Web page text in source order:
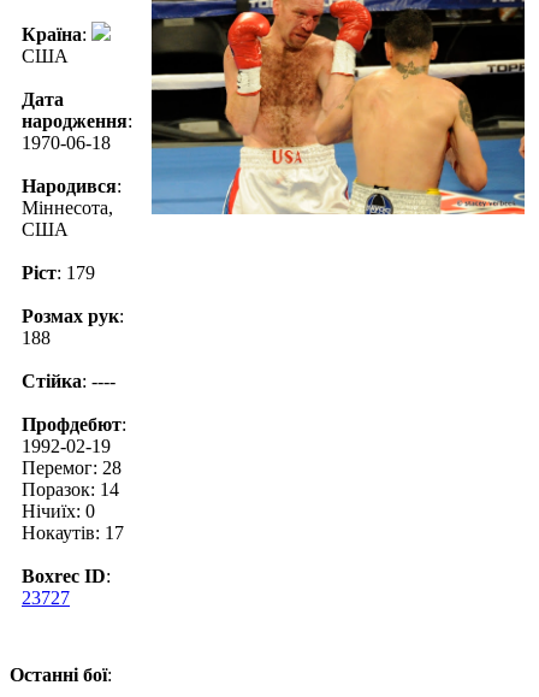
Країна:
США
Дата
народження:
1970-06-18
Народився:
Міннесота,
США
Ріст: 179
Розмах рук:
188
Стійка: ----
Профдебют:
1992-02-19
Перемог: 28
Поразок: 14
Нічиїх: 0
Нокаутів: 17
Boxrec ID:
23727
Останні бої: